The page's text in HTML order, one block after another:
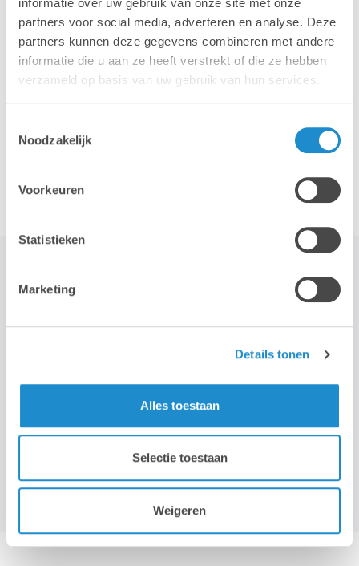
informatie over uw gebruik van onze site met onze
partners voor social media, adverteren en analyse. Deze
partners kunnen deze gegevens combineren met andere
informatie die u aan ze heeft verstrekt of die ze hebben
verzameld op basis van uw gebruik van hun services.
Noodzakelijk
Voorkeuren
Statistieken
Marketing
Details tonen
Alles toestaan
Selectie toestaan
Weigeren
iPhone iPad
>
Wij gebruiken je e-mailadres enkel om onze maandelijkse
nieuwsbrief te kunnen mailen. We geven dit adres niet door aan